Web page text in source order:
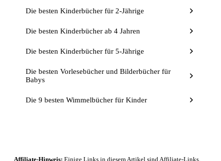
Die besten Kinderbücher für 2-Jährige
Die besten Kinderbücher ab 4 Jahren
Die besten Kinderbücher für 5-Jährige
Die besten Vorlesebücher und Bilderbücher für
Babys
Die 9 besten Wimmelbücher für Kinder
Affiliate-Hinweis: Einige Links in diesem Artikel sind Affiliate-Links.